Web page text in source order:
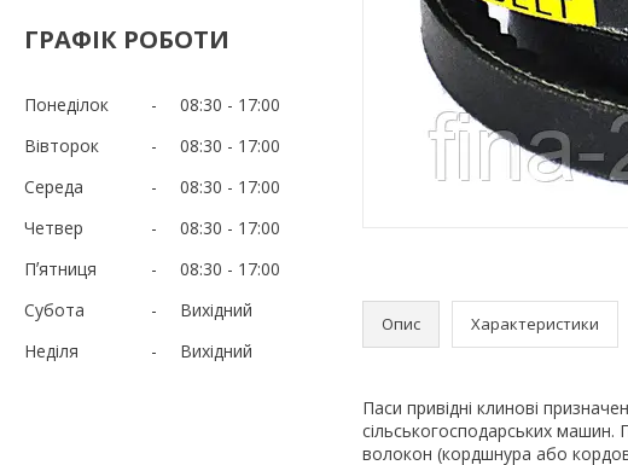
ГРАФІК РОБОТИ
Понеділок 08:30
17:00
Вівторок
08:30
17:00
Середа
08:30
17:00
Четвер
08:30
17:00
Пʼятниця
08:30
17:00
Субота
Вихідний
Неділя
Вихідний
Опис Характеристики
Паси привідні клинові
сільськогосподарських машин.
волокон (кордшнура або